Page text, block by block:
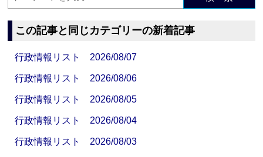
この記事と同じカテゴリーの新着記事
行政情報リスト 2026/08/07
行政情報リスト 2026/08/06
行政情報リスト 2026/08/05
行政情報リスト 2026/08/04
行政情報リスト 2026/08/03